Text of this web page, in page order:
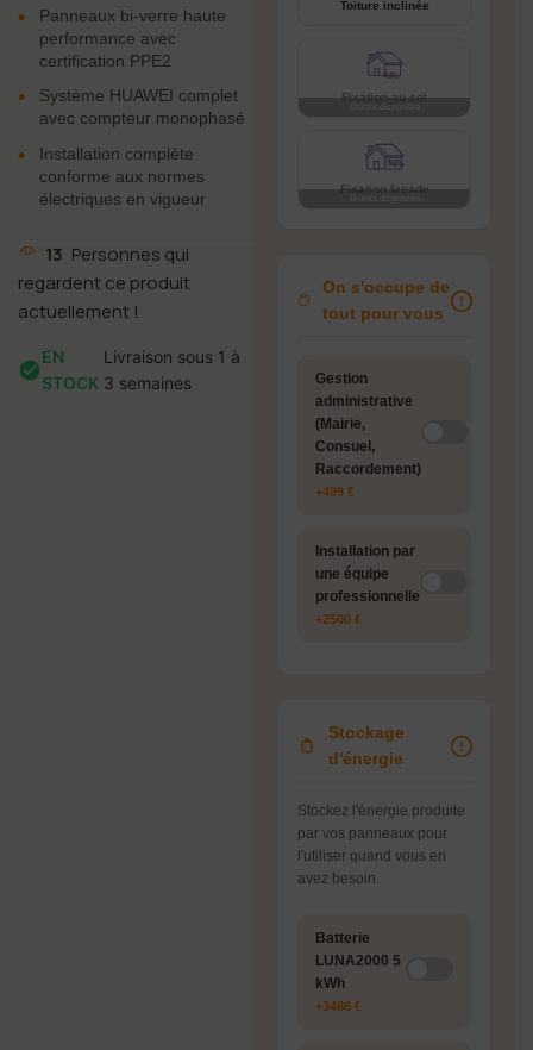
•
Panneaux bi-verre haute
performance avec
certification PPE2
•
Système HUAWEI complet
avec compteur monophasé
•
Installation complète
conforme aux normes
électriques en vigueur
13 Personnes qui
regardent ce produit
actuellement !
EN
STOCK
Livraison sous 1 à
3 semaines
Toiture inclinée
Fixation au sol
Fixation façade
On s'occupe de
tout pour vous
Gestion
administrative
(Mairie,
Consuel,
Raccordement)
+499 €
Installation par
une équipe
professionnelle
+2500 €
Stockage
d'énergie
Stockez l'énergie produite
par vos panneaux pour
l'utiliser quand vous en
avez besoin.
Batterie
LUNA2000 5
kWh
+3486 €